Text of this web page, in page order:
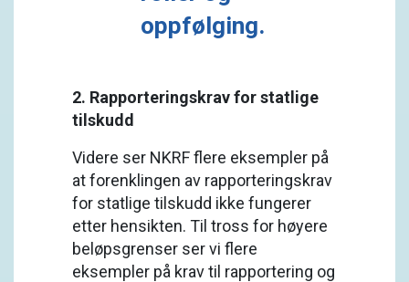
oppfølging.
2. Rapporteringskrav for statlige
tilskudd
Videre ser NKRF flere eksempler på
at forenklingen av rapporteringskrav
for statlige tilskudd ikke fungerer
etter hensikten. Til tross for høyere
beløpsgrenser ser vi flere
eksempler på krav til rapportering og